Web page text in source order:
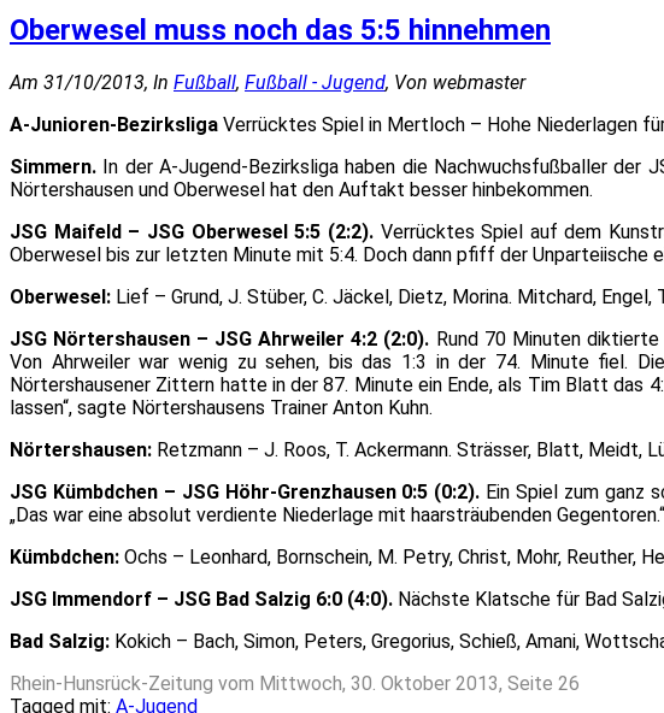
Oberwesel muss noch das 5:5 hinnehmen
Am 31/10/2013, In Fußball, Fußball - Jugend, Von webmaster
A-Junioren-Bezirksliga Verrücktes Spiel in Mertloch – Hohe Niederlagen
Simmern. In der A-Jugend-Bezirksliga haben die Nachwuchsfußballer der
Nörtershausen und Oberwesel hat den Auftakt besser hinbekommen.
JSG Maifeld – JSG Oberwesel 5:5 (2:2).Verrücktes Spiel auf dem
Oberwesel bis zur letzten Minute mit 5:4. Doch dann pfiff der Unparteiische
Oberwesel: Lief – Grund, J. Stüber, C. Jäckel, Dietz, Morina. Mitchard,
JSG Nörtershausen – JSG Ahrweiler 4:2 (2:0). Rund 70 Minuten
Von Ahrweiler war wenig zu sehen, bis das 1:3 in der 74. Minute fiel.
Nörtershausener Zittern hatte in der 87. Minute ein Ende, als Tim Blatt das
lassen“, sagte Nörtershausens Trainer Anton Kuhn.
Nörtershausen: Retzmann – J. Roos, T. Ackermann. Strässer, Blatt, Meidt,
JSG Kümbdchen – JSG Höhr-Grenzhausen 0:5 (0:2). Ein Spiel zum ganz
„Das war eine absolut verdiente Niederlage mit haarsträubenden
Kümbdchen: Ochs – Leonhard, Bornschein, M. Petry, Christ, Mohr, Reuther,
JSG Immendorf – JSG Bad Salzig 6:0 (4:0). Nächste Klatsche für Bad
Bad Salzig: Kokich – Bach, Simon, Peters, Gregorius, Schieß, Amani,
Rhein-Hunsrück-Zeitung vom Mittwoch, 30. Oktober 2013, Seite 26
Tagged mit: A-Jugend